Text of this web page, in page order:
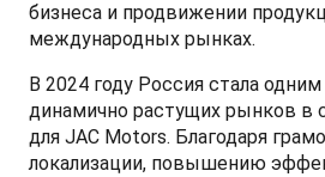
от
бизнеса и продвижении
международных рынках.
В 2024 году Россия стала
динамично растущих рынков в
для JAC Motors. Благодаря
локализации, повышению